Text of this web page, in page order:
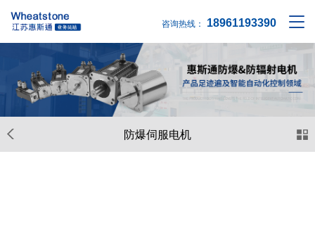
咨询热线： 18961193390
防爆伺服电机